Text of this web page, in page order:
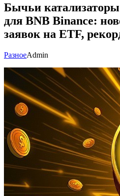
Бычьи
для BNB Binance:
заявок на ETF,
РазноеAdmin